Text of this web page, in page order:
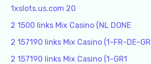
1xslots.us.com 20
2 1500 links Mix Casino (NL DONE
2 157190 links Mix Casino (1-FR-DE-GR
2 157190 links Mix Casino (1-GR1